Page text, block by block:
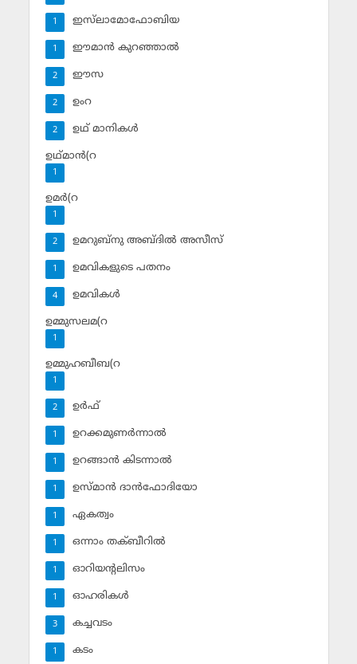
ഇസ്‌ലാമോഫോബിയ
1
ഈമാന്‍ കുറഞ്ഞാല്‍
1
ഈസ
2
ഉംറ
2
ഉഥ് മാനികള്‍
2
ഉഥ്മാന്‍(റ
1
ഉമര്‍(റ
1
ഉമറുബ്‌നു അബ്ദില്‍ അസീസ്‌
2
ഉമവികളുടെ പതനം
1
ഉമവികള്‍
4
ഉമ്മുസലമ(റ
1
ഉമ്മുഹബീബ(റ
1
ഉര്‍ഫ്
2
ഉറക്കമുണര്‍ന്നാല്‍
1
ഉറങ്ങാന്‍ കിടന്നാല്‍
1
ഉസ്മാന്‍ ദാന്‍ഫോദിയോ
1
ഏകത്വം
1
ഒന്നാം തക്ബീറില്‍
1
ഓറിയന്റലിസം
1
ഓഹരികള്‍
1
കച്ചവടം
3
കടം
1